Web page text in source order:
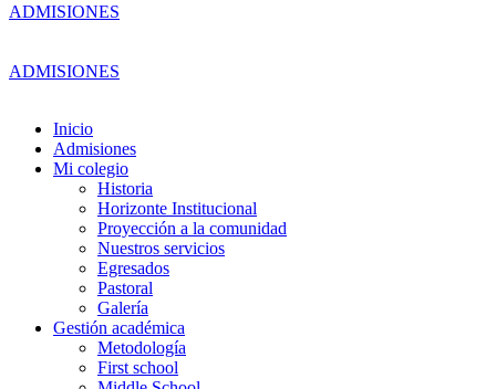
ADMISIONES
ADMISIONES
Inicio
Admisiones
Mi colegio
Historia
Horizonte Institucional
Proyección a la comunidad
Nuestros servicios
Egresados
Pastoral
Galería
Gestión académica
Metodología
First school